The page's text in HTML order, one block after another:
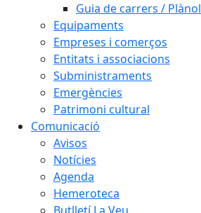
Guia de carrers / Plànol
Equipaments
Empreses i comerços
Entitats i associacions
Subministraments
Emergències
Patrimoni cultural
Comunicació
Avisos
Notícies
Agenda
Hemeroteca